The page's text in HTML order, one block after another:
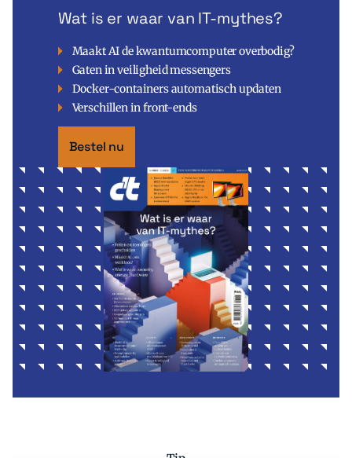
Wat is er waar van IT-mythes?
Maakt AI de kwantumcomputer overbodig?
Gaten in veiligheid messengers
Docker-containers automatisch updaten
Verschillen in front-ends
Bestel nu